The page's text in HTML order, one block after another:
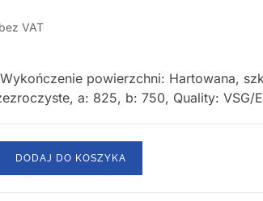
bez VAT
Wykończenie powierzchni: Hartowana,
a: 825, b: 750, Quality: VSG/
DODAJ DO KOSZYKA